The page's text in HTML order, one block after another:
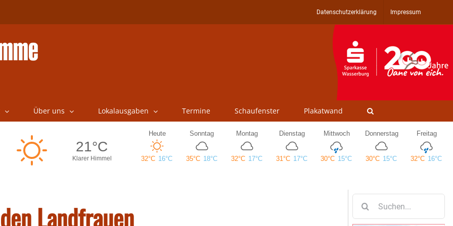
Datenschutzerklärung Impressum
Über uns Lokalausgaben Termine Schaufenster Plakatwand
Landfrauen
nach: